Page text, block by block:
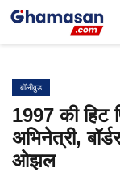
Skip
बॉलीवुड
1997 की हिट
अभिनेत्री,
ओझल